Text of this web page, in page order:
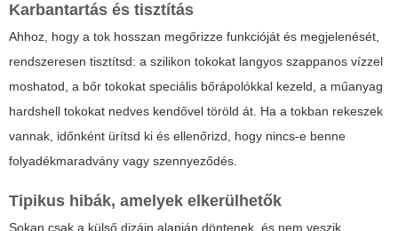
Karbantartás és tisztítás
Ahhoz, hogy a tok hosszan megőrizze funkcióját és megjelenését,
rendszeresen tisztítsd: a szilikon tokokat langyos szappanos vízzel
moshatod, a bőr tokokat speciális bőrápolókkal kezeld, a műanyag
hardshell tokokat nedves kendővel töröld át. Ha a tokban rekeszek
vannak, időnként ürítsd ki és ellenőrizd, hogy nincs-e benne
folyadékmaradvány vagy szennyeződés.
Tipikus hibák, amelyek elkerülhetők
Sokan csak a külső dizájn alapján döntenek, és nem veszik